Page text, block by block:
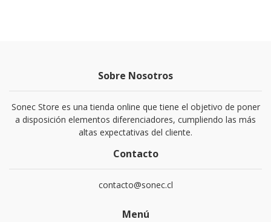
Sobre Nosotros
Sonec Store es una tienda online que tiene el objetivo de poner
a disposición elementos diferenciadores, cumpliendo las más
altas expectativas del cliente.
Contacto
contacto@sonec.cl
Menú